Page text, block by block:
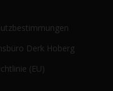
Derk Hoberg
(EU)